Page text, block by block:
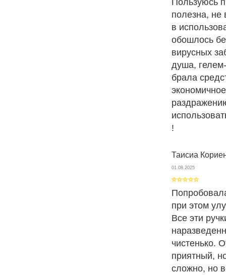
Пользуюсь
полезна, не
в
обошлось
вирусных
душа,
брала
!
Таисиа
01.08.2025
при этом
Все эти
чистенько.
приятный,
сложно, но